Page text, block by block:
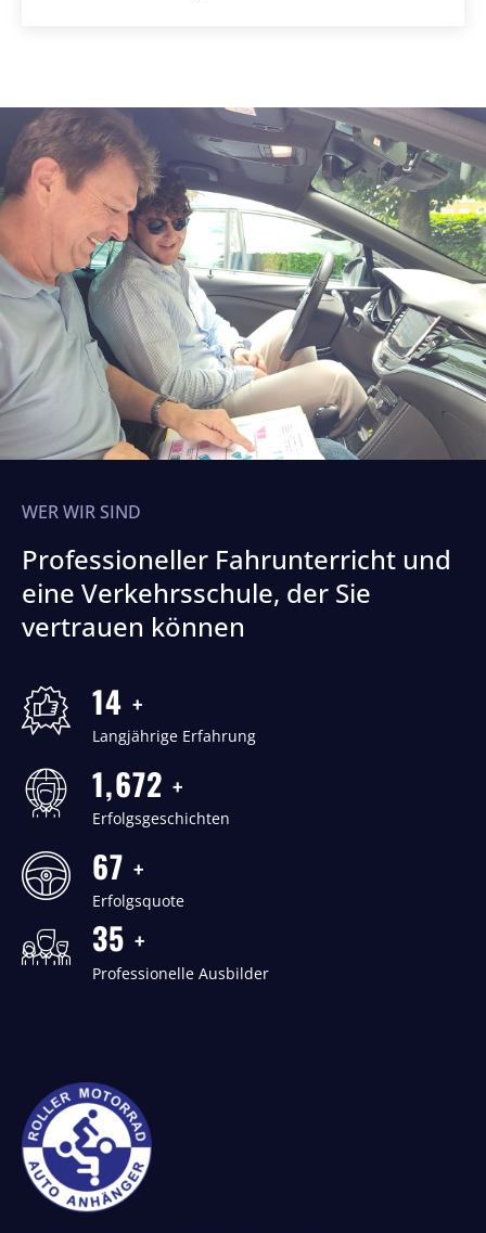
WER WIR SIND
Professioneller Fahrunterricht und
eine Verkehrsschule, der Sie
vertrauen können
17 +
Langjährige Erfahrung
2,045 +
Erfolgsgeschichten
82 +
Erfolgsquote
43 +
Professionelle Ausbilder